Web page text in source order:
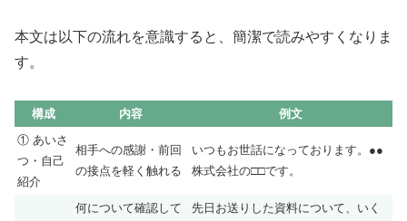
本文は以下の流れを意識すると、簡潔で読みやすくなりま
す。
構成 内容
例文
① あいさ
つ・自己
紹介
相手への感謝・前回
の接点を軽く触れる
いつもお世話になっております。●●
株式会社の□□です。
何について確認して
先日お送りした資料について、いく